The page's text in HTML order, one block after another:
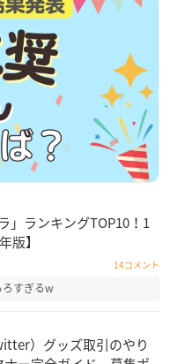
」ランキングTOP10！1
版】
14コメント
ろすぎるw
）グッズ取引のやり